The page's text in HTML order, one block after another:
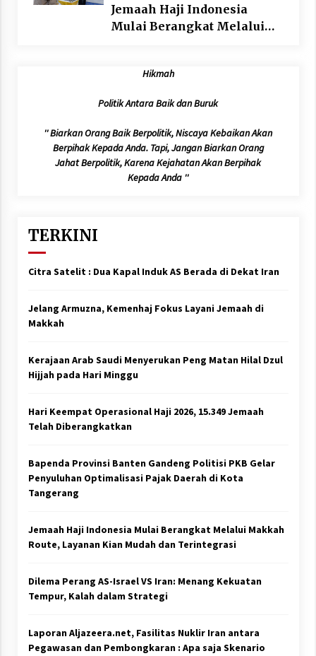
Jemaah Haji Indonesia
Mulai Berangkat Melalui
Terintegrasi
Hikmah
Politik Antara Baik dan Buruk
'' Biarkan Orang Baik Berpolitik, Niscaya Kebaikan Akan
Berpihak Kepada Anda. Tapi, Jangan Biarkan Orang
Jahat Berpolitik, Karena Kejahatan Akan Berpihak
Kepada Anda ''
TERKINI
Citra Satelit : Dua Kapal Induk AS Berada di Dekat Iran
Jelang Armuzna, Kemenhaj Fokus Layani Jemaah di
Makkah
Kerajaan Arab Saudi Menyerukan Peng Matan Hilal Dzul
Hijjah pada Hari Minggu
Hari Keempat Operasional Haji 2026, 15.349 Jemaah
Telah Diberangkatkan
Bapenda Provinsi Banten Gandeng Politisi PKB Gelar
Penyuluhan Optimalisasi Pajak Daerah di Kota
Tangerang
Jemaah Haji Indonesia Mulai Berangkat Melalui Makkah
Route, Layanan Kian Mudah dan Terintegrasi
Dilema Perang AS-Israel VS Iran: Menang Kekuatan
Tempur, Kalah dalam Strategi
Laporan Aljazeera.net, Fasilitas Nuklir Iran antara
Pegawasan dan Pembongkaran : Apa saja Skenario